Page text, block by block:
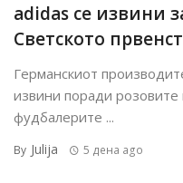
adidas се извини
Светското
Германскиот
извини поради розовите
фудбалерите ...
By Julija 5 дена ago